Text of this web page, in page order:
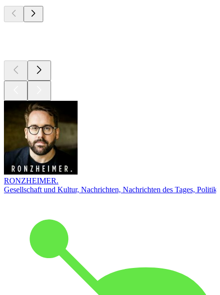
RONZHEIMER.
Gesellschaft und Kultur, Nachrichten, Nachrichten des Tages, Politik